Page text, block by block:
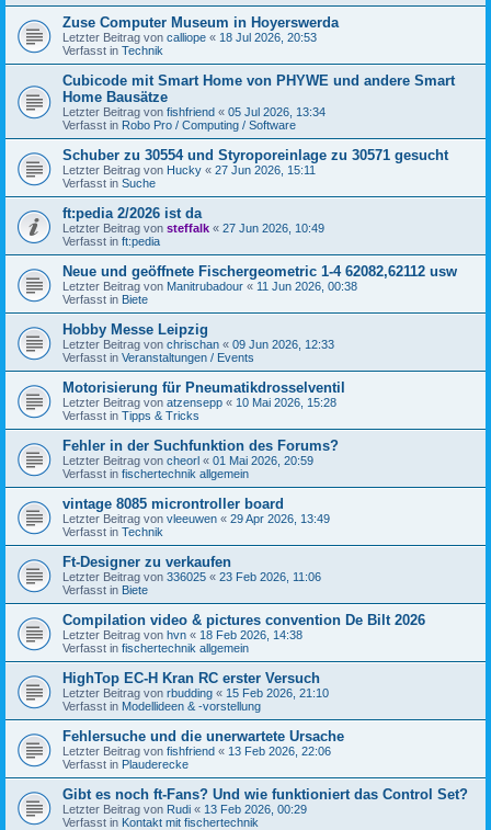
Zuse Computer Museum in Hoyerswerda
Letzter Beitrag von calliope « 18 Jul 2026, 20:53
Verfasst in Technik
Cubicode mit Smart Home von PHYWE und andere Smart
Home Bausätze
Letzter Beitrag von fishfriend « 05 Jul 2026, 13:34
Verfasst in Robo Pro / Computing / Software
Schuber zu 30554 und Styroporeinlage zu 30571 gesucht
Letzter Beitrag von Hucky « 27 Jun 2026, 15:11
Verfasst in Suche
ft:pedia 2/2026 ist da
Letzter Beitrag von steffalk « 27 Jun 2026, 10:49
Verfasst in ft:pedia
Neue und geöffnete Fischergeometric 1-4 62082,62112 usw
Letzter Beitrag von Manitrubadour « 11 Jun 2026, 00:38
Verfasst in Biete
Hobby Messe Leipzig
Letzter Beitrag von chrischan « 09 Jun 2026, 12:33
Verfasst in Veranstaltungen / Events
Motorisierung für Pneumatikdrosselventil
Letzter Beitrag von atzensepp « 10 Mai 2026, 15:28
Verfasst in Tipps & Tricks
Fehler in der Suchfunktion des Forums?
Letzter Beitrag von cheorl « 01 Mai 2026, 20:59
Verfasst in fischertechnik allgemein
vintage 8085 microntroller board
Letzter Beitrag von vleeuwen « 29 Apr 2026, 13:49
Verfasst in Technik
Ft-Designer zu verkaufen
Letzter Beitrag von 336025 « 23 Feb 2026, 11:06
Verfasst in Biete
Compilation video & pictures convention De Bilt 2026
Letzter Beitrag von hvn « 18 Feb 2026, 14:38
Verfasst in fischertechnik allgemein
HighTop EC-H Kran RC erster Versuch
Letzter Beitrag von rbudding « 15 Feb 2026, 21:10
Verfasst in Modellideen & -vorstellung
Fehlersuche und die unerwartete Ursache
Letzter Beitrag von fishfriend « 13 Feb 2026, 22:06
Verfasst in Plauderecke
Gibt es noch ft-Fans? Und wie funktioniert das Control Set?
Letzter Beitrag von Rudi « 13 Feb 2026, 00:29
Verfasst in Kontakt mit fischertechnik